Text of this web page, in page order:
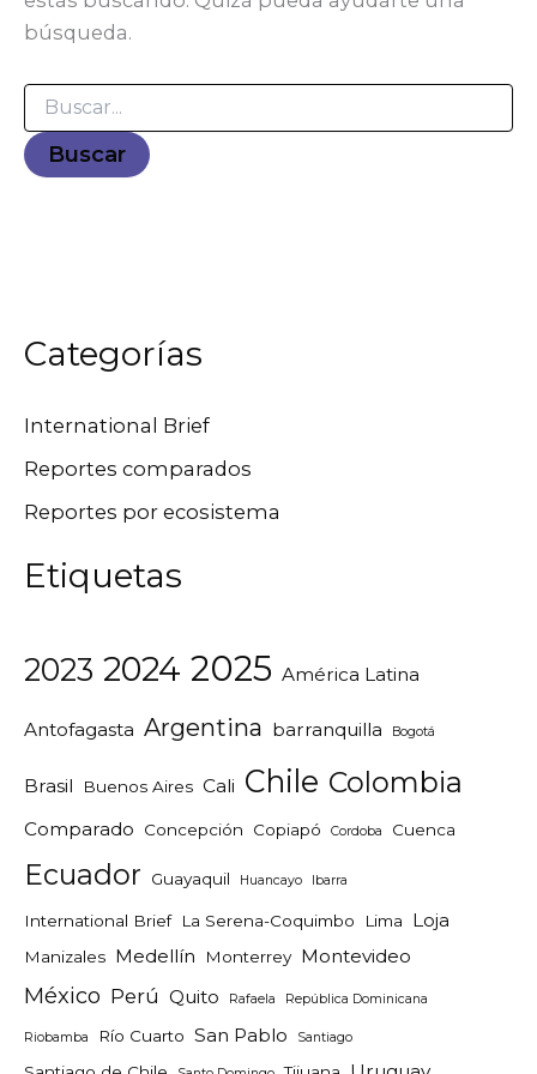
búsqueda.
Categorías
International Brief
Reportes comparados
Reportes por ecosistema
Etiquetas
2023 2024 2025 América Latina
Antofagasta Argentina barranquilla Bogotá
Brasil Buenos Aires Cali Chile Colombia
Comparado Concepción Copiapó Cordoba Cuenca
Ecuador Guayaquil Huancayo Ibarra
International Brief La Serena-Coquimbo Lima Loja
Manizales Medellín Monterrey Montevideo
México Perú Quito Rafaela República Dominicana
Riobamba Río Cuarto San Pablo Santiago